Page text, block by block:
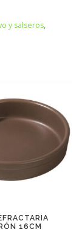
y salseros,
16CM